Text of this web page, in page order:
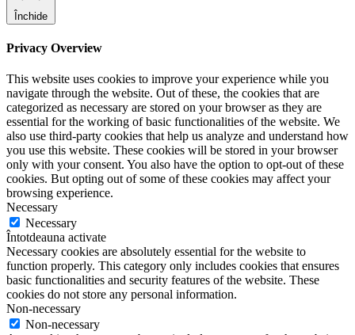
Închide
Privacy Overview
This website uses cookies to improve your experience while you
navigate through the website. Out of these, the cookies that are
categorized as necessary are stored on your browser as they are
essential for the working of basic functionalities of the website. We
also use third-party cookies that help us analyze and understand how
you use this website. These cookies will be stored in your browser
only with your consent. You also have the option to opt-out of these
cookies. But opting out of some of these cookies may affect your
browsing experience.
Necessary
Necessary
Întotdeauna activate
Necessary cookies are absolutely essential for the website to
function properly. This category only includes cookies that ensures
basic functionalities and security features of the website. These
cookies do not store any personal information.
Non-necessary
Non-necessary